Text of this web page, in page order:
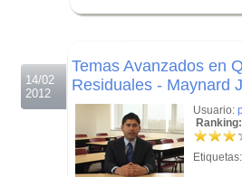
14/02
2012
Temas Avanzados en
Residuales - Maynard
Usuario:
Etiquetas: